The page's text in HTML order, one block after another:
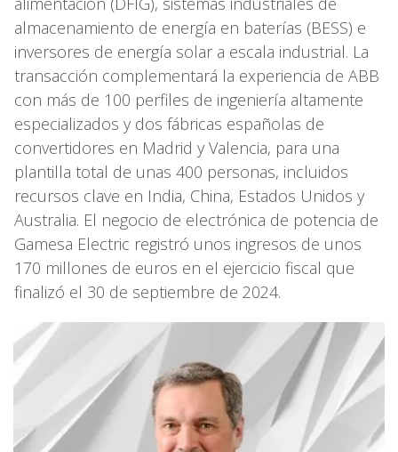
almacenamiento de energía en baterías (BESS) e
inversores de energía solar a escala industrial. La
transacción complementará la experiencia de ABB
con más de 100 perfiles de ingeniería altamente
especializados y dos fábricas españolas de
convertidores en Madrid y Valencia, para una
plantilla total de unas 400 personas, incluidos
recursos clave en India, China, Estados Unidos y
Australia. El negocio de electrónica de potencia de
Gamesa Electric registró unos ingresos de unos
170 millones de euros en el ejercicio fiscal que
finalizó el 30 de septiembre de 2024.